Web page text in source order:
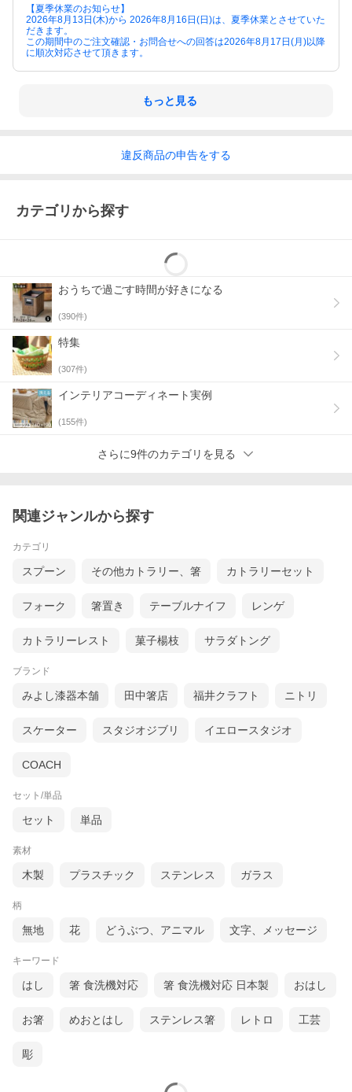
毎日使うものだからこだわりを
シンプルなデザインなので、あらゆる食器やお料理とも相性が良
く、普段の食卓をより魅力的に惹きたててくれます。
ダークブラウンで高級感のあるウォルナットを使用。
扱いやすい優れた木材です。
【夏季休業のお知らせ】
2026年8月13日(木)から 2026年8月16日(日)は、夏季休業とさせていた
だきます。
この期間中のご注文確認・お問合せへの回答は2026年8月17日(月)以降
に順次対応させて頂きます。
もっと見る
違反商品の申告をする
カテゴリから探す
おうちで過ごす時間が好きになる
(390件)
特集
(307件)
インテリアコーディネート実例
(155件)
さらに9件のカテゴリを見る
関連ジャンルから探す
カテゴリ
スプーン その他カトラリー、箸 カトラリーセット
フォーク 箸置き テーブルナイフ レンゲ
カトラリーレスト 菓子楊枝 サラダトング
ブランド
みよし漆器本舗 田中箸店 福井クラフト ニトリ
スケーター スタジオジブリ イエロースタジオ
COACH
セット/単品
セット 単品
素材
木製 プラスチック ステンレス ガラス
柄
無地 花 どうぶつ、アニマル 文字、メッセージ
キーワード
はし 箸 食洗機対応 箸 食洗機対応 日本製 おはし
お箸 めおとはし ステンレス箸 レトロ 工芸
彫